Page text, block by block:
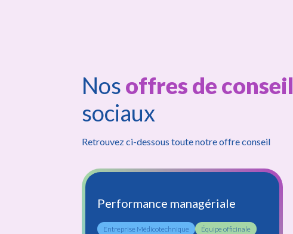
Nosoffres de conseil
sociaux
Retrouvez ci-dessous toute notre offre conseil
Performance managériale
Entreprise Médicotechnique
Équipe officinale